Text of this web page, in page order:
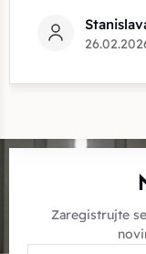
Zaregistrujte